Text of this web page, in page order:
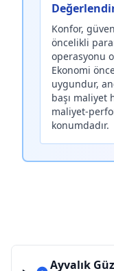
Konfor,
öncelikli
operasyonu
Ekonomi
uygundur,
başı maliyet
maliyet-
konumdadır.
Ayvalık